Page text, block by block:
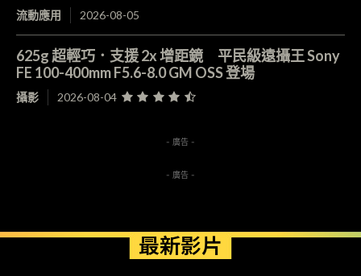
流動應用 2026-08-05
625g 超輕巧．支援 2x 增距鏡 平民級遠攝王 Sony
FE 100-400mm F5.6-8.0 GM OSS 登場
攝影 2026-08-04
- 廣告 -
- 廣告 -
最新影片